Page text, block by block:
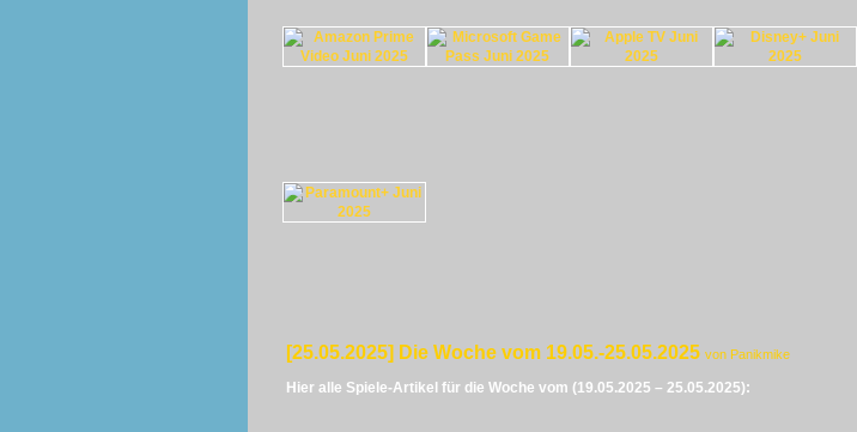
[25.05.2025] Die Woche vom 19.05.-25.05.2025 von Panikmike
Hier alle Spiele-Artikel für die Woche vom (19.05.2025 – 25.05.2025):